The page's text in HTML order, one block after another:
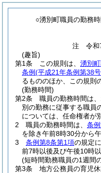
○湧別町職員の勤務
注 令和7
(趣旨)
第1条
この規則は、 湧別
条例(平成21年条例第38
るもののほか、この規則
(勤務時間)
第2条
職員の勤務時間は
別の勤務に従事する職員
については、任命権者が
2
職員の勤務時間は、 条
を除き午前8時30分から
3
条例第8条第1項の規定
前7時以後及び午後10時
(短時間勤務職員の1週間
第3条
地方公務員の育児